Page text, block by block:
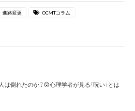
進路変更 OCMTコラム
人は倒れたのか？😲心理学者が見る「呪い」とは